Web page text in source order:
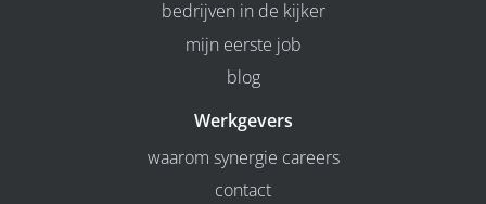
bedrijven in de kijker
mijn eerste job
blog
Werkgevers
waarom synergie careers
contact